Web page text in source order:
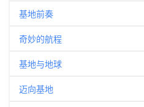
基地前奏
奇妙的航程
基地与地球
迈向基地